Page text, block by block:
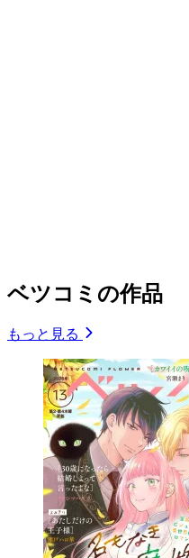
ベツコミの作品
もっと見る